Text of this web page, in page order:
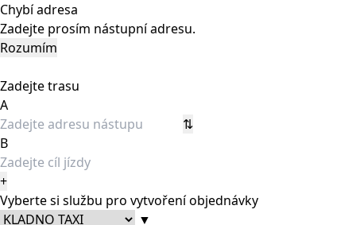
Chybí adresa
Zadejte prosím nástupní adresu.
Rozumím
Zadejte trasu
A
⇅
B
+
Vyberte si službu pro vytvoření objednávky
▼